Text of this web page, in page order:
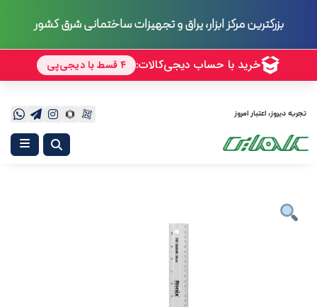
بزرگترین مرکز ابزار، یراق و تجهیزات ساختمانی شرق کشور
تجربه دیروز، اعتبار امروز